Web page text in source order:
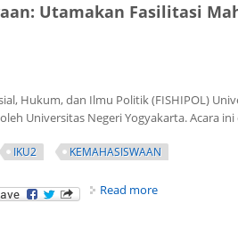
Utamakan Fasilitasi
Hukum, dan Ilmu Politik (FISHIPOL)
Universitas Negeri Yogyakarta. Acara
IKU2 KEMAHASISWAAN
Read more